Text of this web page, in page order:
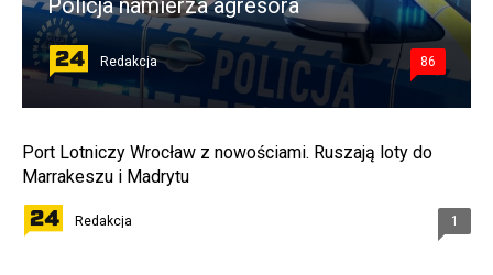
Policja namierza agresora
Redakcja 86
Port Lotniczy Wrocław z nowościami. Ruszają loty do
Marrakeszu i Madrytu
Redakcja 1